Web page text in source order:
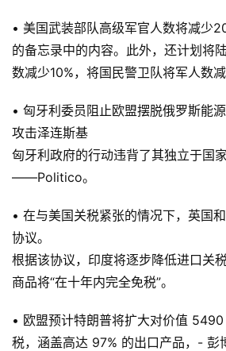
• 美国武装部队高级军官人数将减少
的备忘录中的内容。此外，还计划将
数减少10%，将国民警卫队将军人数减
• 匈牙利委员阻止欧盟摆脱俄罗斯能
攻击泽连斯基
匈牙利政府的行动违背了其独立于国
——Politico。
• 在与美国关税紧张的情况下，英国
协议。
根据该协议，印度将逐步降低进口关
商品将“在十年内完全免税”。
• 欧盟预计特朗普将扩大对价值
税，涵盖高达 97% 的出口产品，- 彭